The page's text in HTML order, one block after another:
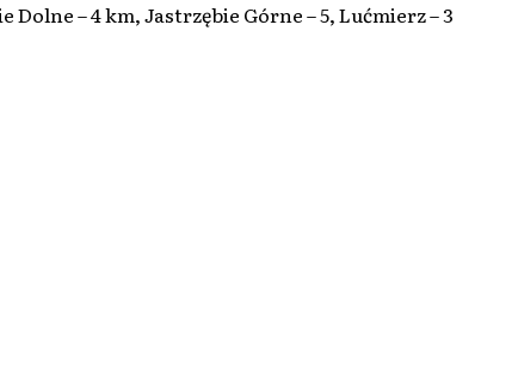
Dolne – 4 km, Jastrzębie Górne – 5, Lućmierz – 3